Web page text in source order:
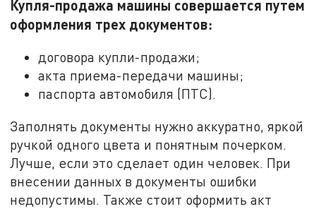
Купля-продажа машины совершается путем
оформления трех документов:
договора купли-продажи;
акта приема-передачи машины;
паспорта автомобиля (ПТС).
Заполнять документы нужно аккуратно, яркой
ручкой одного цвета и понятным почерком.
Лучше, если это сделает один человек. При
внесении данных в документы ошибки
недопустимы. Также стоит оформить акт